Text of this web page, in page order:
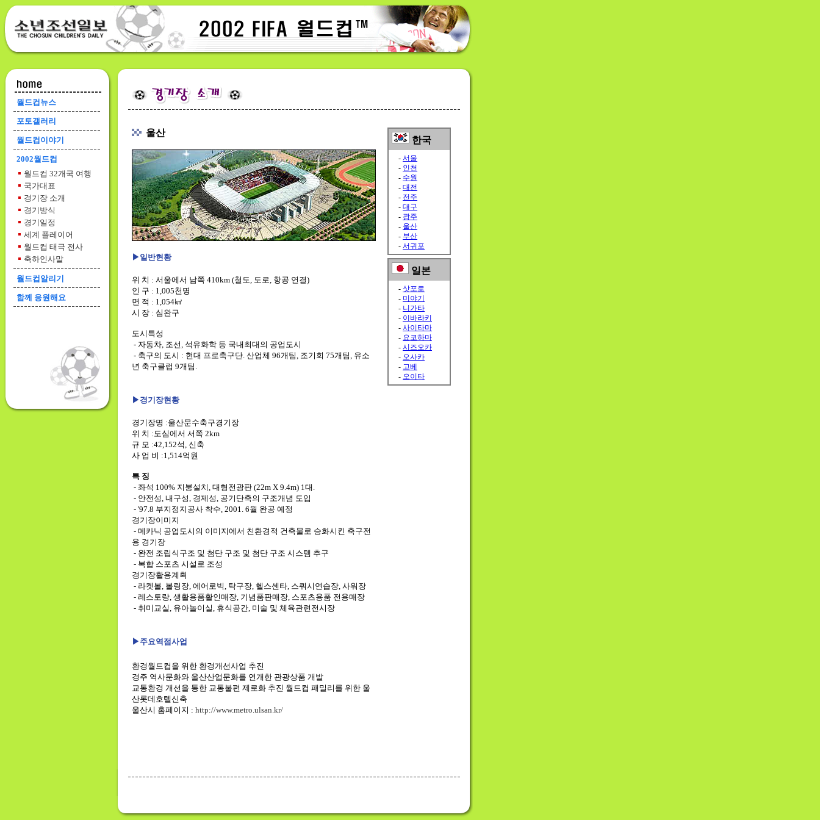
월드컵뉴스
포토갤러리
월드컵이야기
2002월드컵
월드컵 32개국 여행
국가대표
경기장 소개
경기방식
경기일정
세계 플레이어
월드컵 태극 전사
축하인사말
월드컵알리기
함께 응원해요
울산
▶일반현황
위 치 : 서울에서 남쪽 410km (철도, 도로, 항공 연결)
인 구 : 1,005천명
면 적 : 1,054㎢
시 장 : 심완구
도시특성
- 자동차, 조선, 석유화학 등 국내최대의 공업도시
- 축구의 도시 : 현대 프로축구단. 산업체 96개팀, 조기회 75개팀, 유소
년 축구클럽 9개팀.
▶ 경기장현황
경기장명 :울산문수축구경기장
위 치 :도심에서 서쪽 2km
규 모 :42,152석, 신축
사 업 비 :1,514억원
특 징
- 좌석 100% 지붕설치, 대형전광판 (22m X 9.4m) 1대.
- 안전성, 내구성, 경제성, 공기단축의 구조개념 도입
- '97.8 부지정지공사 착수, 2001. 6월 완공 예정
경기장이미지
- 메카닉 공업도시의 이미지에서 친환경적 건축물로 승화시킨 축구전
용 경기장
- 완전 조립식구조 및 첨단 구조 및 첨단 구조 시스템 추구
- 복합 스포츠 시설로 조성
경기장활용계획
- 라켓볼, 볼링장, 에어로빅, 탁구장, 헬스센타, 스쿼시연습장, 사워장
- 레스토랑, 생활용품활인매장, 기념품판매장, 스포츠용품 전용매장
- 취미교실, 유아놀이실, 휴식공간, 미술 및 체육관련전시장
▶ 주요역점사업
환경월드컵을 위한 환경개선사업 추진
경주 역사문화와 울산산업문화를 연개한 관광상품 개발
교통환경 개선을 통한 교통불편 제로화 추진 월드컵 패밀리를 위한 울
산롯데호텔신축
울산시 홈페이지 : http://www.metro.ulsan.kr/